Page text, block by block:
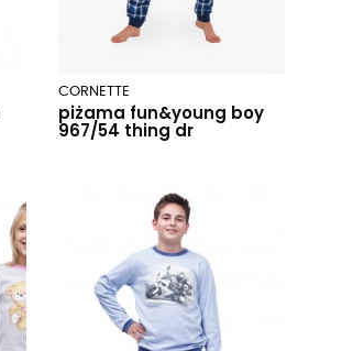
CORNETTE
piżama fun&young boy
967/54 thing dr